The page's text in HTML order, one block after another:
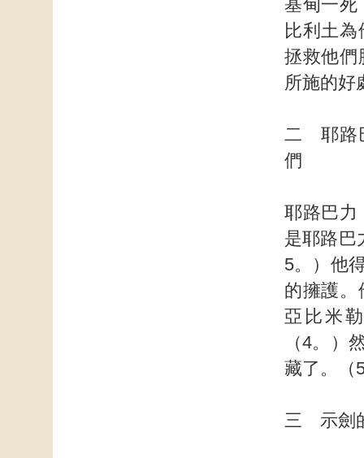
基甸一死
比利土
拯救他們
所施的好
二 耶路
們
耶路巴力
是耶路巴
5。）他
的擁護。
亞比米
（4。）
藏了。（
三 示劍